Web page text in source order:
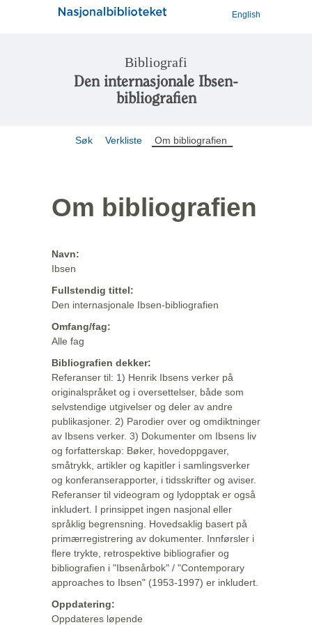
English
Bibliografi
Den internasjonale Ibsen-
bibliografien
Søk Verkliste Om bibliografien
Om bibliografien
Navn:
Ibsen
Fullstendig tittel:
Den internasjonale Ibsen-bibliografien
Omfang/fag:
Alle fag
Bibliografien dekker:
Referanser til: 1) Henrik Ibsens verker på
originalspråket og i oversettelser, både som
selvstendige utgivelser og deler av andre
publikasjoner. 2) Parodier over og omdiktninger
av Ibsens verker. 3) Dokumenter om Ibsens liv
og forfatterskap: Bøker, hovedoppgaver,
småtrykk, artikler og kapitler i samlingsverker
og konferanserapporter, i tidsskrifter og aviser.
Referanser til videogram og lydopptak er også
inkludert. I prinsippet ingen nasjonal eller
språklig begrensning. Hovedsaklig basert på
primærregistrering av dokumenter. Innførsler i
flere trykte, retrospektive bibliografier og
bibliografien i "Ibsenårbok" / "Contemporary
approaches to Ibsen" (1953-1997) er inkludert.
Oppdatering:
Oppdateres løpende